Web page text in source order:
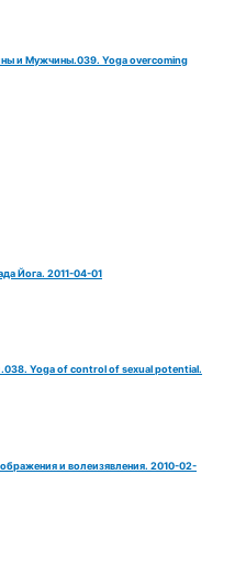
и Мужчины.039. Yoga overcoming
Йога. 2011-04-01
Yoga of control of sexual potential.
и волеизявления. 2010-02-